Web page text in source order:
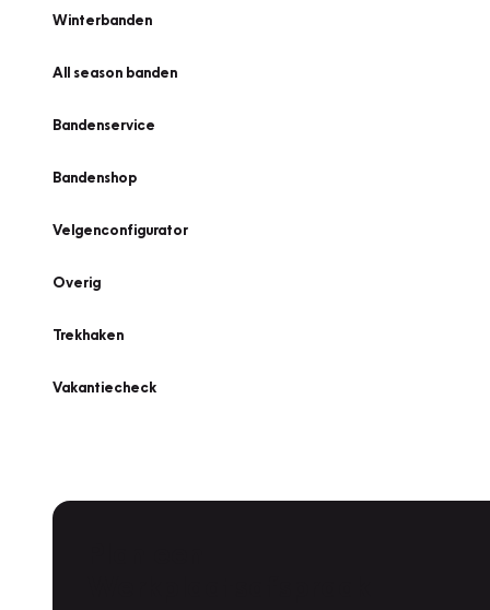
Winterbanden
All season banden
Bandenservice
Bandenshop
Velgenconfigurator
Overig
Trekhaken
Vakantiecheck